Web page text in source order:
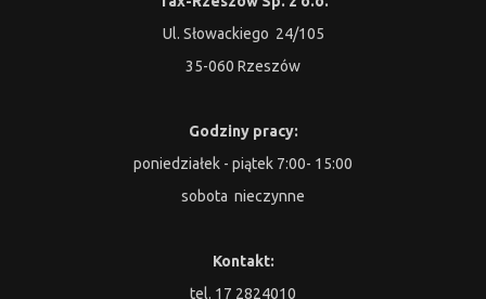
Ul. Słowackiego 24/105
35-060 Rzeszów
Godziny pracy:
poniedziałek - piątek 7:00- 15:00
sobota nieczynne
Kontakt:
tel. 17 2824010